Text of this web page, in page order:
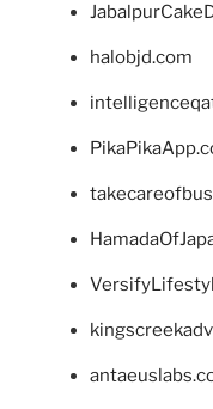
halobjd.com